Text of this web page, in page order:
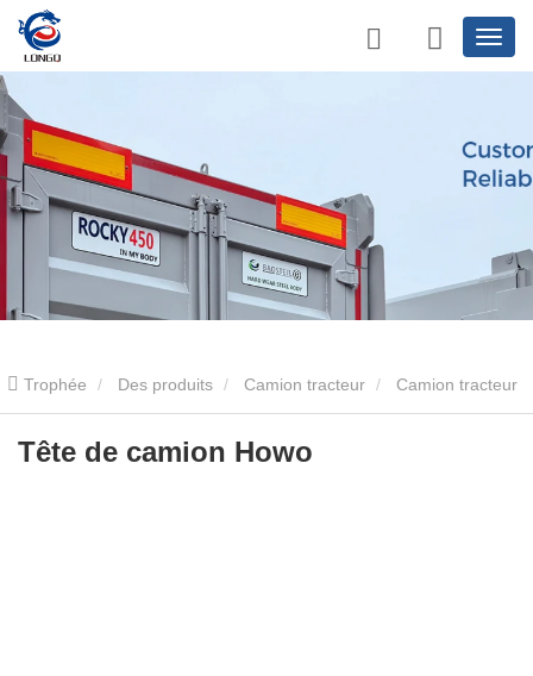
Trophée Des produits Camion tracteur Camion tracteur
6×4 Tête de camion Howo
Tête de camion Howo